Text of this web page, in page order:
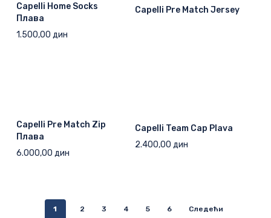
Capelli Home Socks
Плава
1.500,00 дин
Capelli Pre Match Jersey
Capelli Pre Match Zip
Плавa
6.000,00 дин
Capelli Team Cap Plava
2.400,00 дин
1 2 3 4 5 6 Следећи